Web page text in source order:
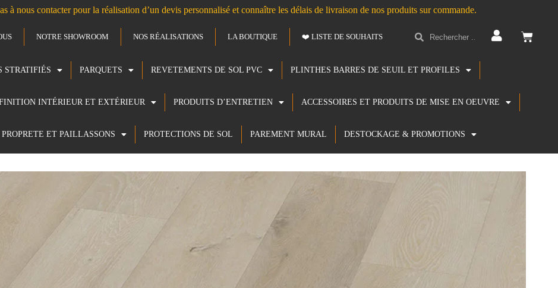
à nous contacter pour la réalisation d’un devis personnalisé et connaître les délais de livraison de nos produits sur commande.
NOTRE SHOWROOM NOS RÉALISATIONS LA BOUTIQUE ❤️ LISTE DE SOUHAITS
STRATIFIÉS PARQUETS REVETEMENTS DE SOL PVC PLINTHES BARRES DE SEUIL ET PROFILES
INTÉRIEUR ET EXTÉRIEUR PRODUITS D’ENTRETIEN ACCESSOIRES ET PRODUITS DE MISE EN OEUVRE
ET PAILLASSONS PROTECTIONS DE SOL PAREMENT MURAL DESTOCKAGE & PROMOTIONS